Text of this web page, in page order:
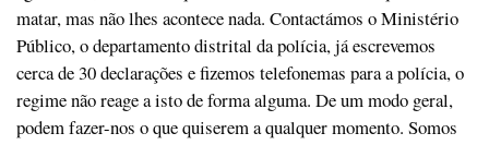
matar, mas não lhes acontece nada. Contactámos o Ministério
Público, o departamento distrital da polícia, já escrevemos
cerca de 30 declarações e fizemos telefonemas para a polícia, o
regime não reage a isto de forma alguma. De um modo geral,
podem fazer-nos o que quiserem a qualquer momento. Somos